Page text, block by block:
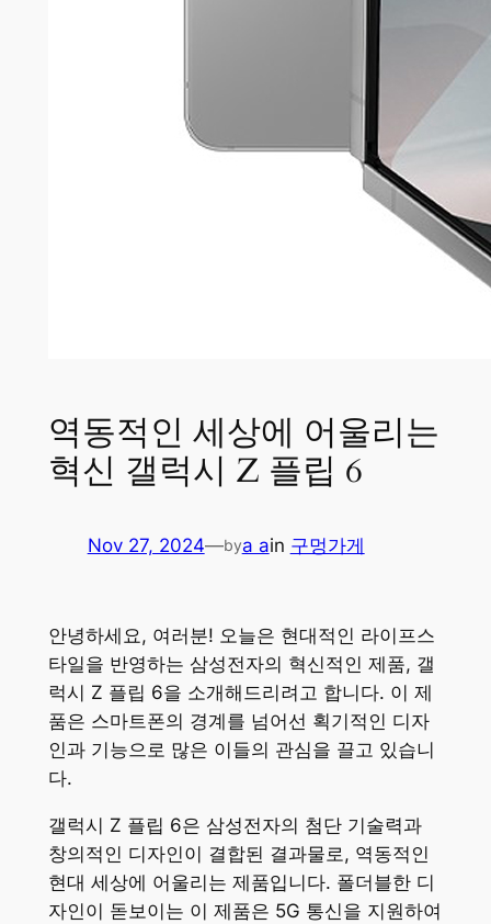
역동적인 세상에 어울리는
혁신 갤럭시 Z 플립 6
Nov 27, 2024—bya ain 구멍가게
안녕하세요, 여러분! 오늘은 현대적인 라이프스
타일을 반영하는 삼성전자의 혁신적인 제품, 갤
럭시 Z 플립 6을 소개해드리려고 합니다. 이 제
품은 스마트폰의 경계를 넘어선 획기적인 디자
인과 기능으로 많은 이들의 관심을 끌고 있습니
다.
갤럭시 Z 플립 6은 삼성전자의 첨단 기술력과
창의적인 디자인이 결합된 결과물로, 역동적인
현대 세상에 어울리는 제품입니다. 폴더블한 디
자인이 돋보이는 이 제품은 5G 통신을 지원하여